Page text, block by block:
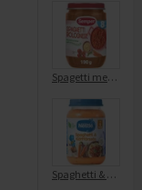
Spagetti med köttfärssås Från 8m
Spaghetti & Köttfärssås 6 mån